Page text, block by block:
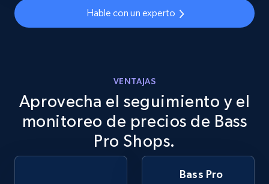
URL, Product id, Title, Seller name, Seller rating,
Seller reviews, Breadcrumbs, Root category, and
more.
Hable con un experto
VENTAJAS
Aprovecha el seguimiento y el
monitoreo de precios de Bass
Pro Shops.
Bass Pro